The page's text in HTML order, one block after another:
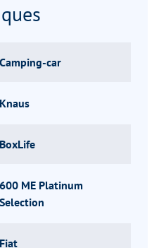
Camping-car
Knaus
BoxLife
600 ME Platinum
Selection
Fiat